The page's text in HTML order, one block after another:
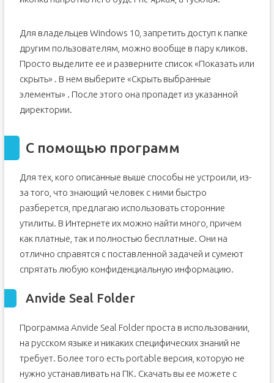
Для владельцев Windows 10, запретить доступ к папке
другим пользователям, можно вообще в пару кликов.
Просто выделите ее и разверните список «Показать или
скрыть» . В нем выберите «Скрыть выбранные
элементы» . После этого она пропадет из указанной
директории.
С помощью программ
Для тех, кого описанные выше способы не устроили, из-
за того, что знающий человек с ними быстро
разберется, предлагаю использовать сторонние
утилиты. В Интернете их можно найти много, причем
как платные, так и полностью бесплатные. Они на
отлично справятся с поставленной задачей и сумеют
спрятать любую конфиденциальную информацию.
Anvide Seal Folder
Программа Anvide Seal Folder проста в использовании,
на русском языке и никаких специфических знаний не
требует. Более того есть portable версия, которую не
нужно устанавливать на ПК. Скачать вы ее можете с